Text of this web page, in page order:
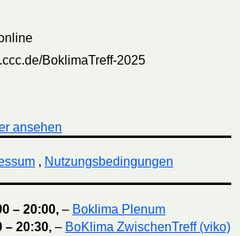
BoklimaTreff-2025
ansehen
, Nutzungsbedingungen
– 20:00, – Boklima Plenum
– 20:30, – BoKlima ZwischenTreff (viko)